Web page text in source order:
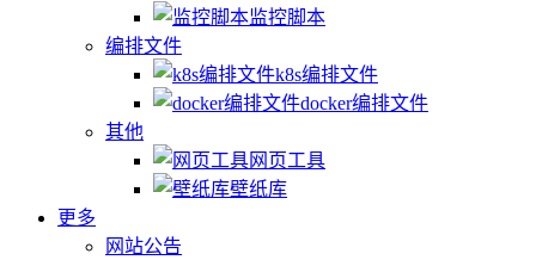
监控脚本
编排文件
k8s编排文件
docker编排文件
其他
网页工具
壁纸库
更多
网站公告